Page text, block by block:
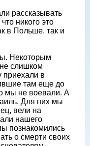
рассказывать
никого это
в Польше, так и
Некоторым
слишком
приехали в
там еще до
мы не воевали. А
Для них мы
вели на
нашего
познакомились
о смерти своих